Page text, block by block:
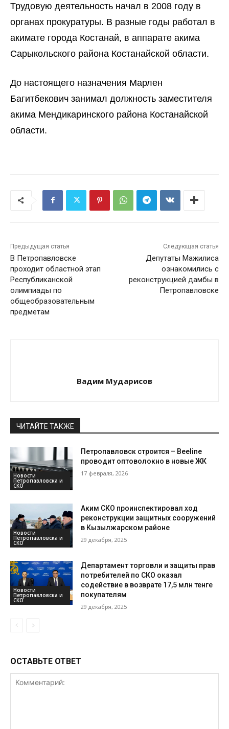
Трудовую деятельность начал в 2008 году в
органах прокуратуры. В разные годы работал в
акимате города Костанай, в аппарате акима
Сарыкольского района Костанайской области.
До настоящего назначения Марлен
Багитбекович занимал должность заместителя
акима Мендикаринского района Костанайской
области.
Предыдущая статья
В Петропавловске
проходит областной этап
Республиканской
олимпиады по
общеобразовательным
предметам
Следующая статья
Депутаты Мажилиса
ознакомились с
реконструкцией дамбы в
Петропавловске
Вадим Мударисов
ЧИТАЙТЕ ТАКЖЕ
Новости
Петропавловска и
СКО
Петропавловск строится – Beeline
проводит оптоволокно в новые ЖК
17 февраля, 2026
Новости
Петропавловска и
СКО
Аким СКО проинспектировал ход
реконструкции защитных сооружений
в Кызылжарском районе
29 декабря, 2025
Новости
Петропавловска и
СКО
Департамент торговли и защиты прав
потребителей по СКО оказал
содействие в возврате 17,5 млн тенге
покупателям
29 декабря, 2025
ОСТАВЬТЕ ОТВЕТ